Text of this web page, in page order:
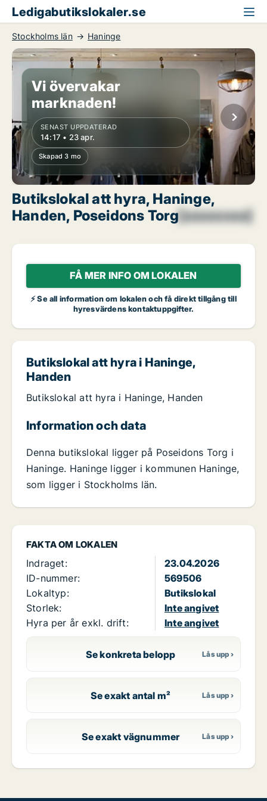
Ledigabutikslokaler.se
Stockholms län Haninge
Vi övervakar
marknaden!
SENAST UPPDATERAD
14:17 • 23 apr.
Skapad 3 mo
Butikslokal att hyra, Haninge,
Handen, Poseidons Torg[xxxxxxxx]
FÅ MER INFO OM LOKALEN
⚡ Se all information om lokalen och få direkt tillgång till
hyresvärdens kontaktuppgifter.
FAKTA OM LOKALEN
Indraget:
23.04.2026
ID-nummer:
569506
Lokaltyp:
Butikslokal
Storlek:
Inte angivet
Hyra per år exkl. drift:
Inte angivet
Se konkreta belopp
Se exakt antal m²
Se exakt vägnummer
Butikslokal att hyra i Haninge,
Handen
Butikslokal att hyra i Haninge, Handen
Information och data
Denna butikslokal ligger på Poseidons Torg i
Haninge. Haninge ligger i kommunen Haninge,
som ligger i Stockholms län.